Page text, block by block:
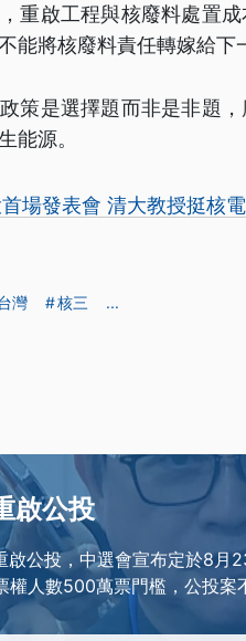
重啟工程與核廢料處置
能將核廢料責任轉嫁給下
策是選擇題而非是非題
能源。
場發表會 清大教授挺核
灣 核三 ...
啟公投
啟公投，中選會宣布定於8
權人數500萬票門檻，公投案